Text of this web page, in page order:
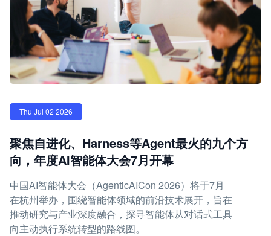
Thu Jul 02 2026
聚焦自进化、Harness等Agent最火的九个方
向，年度AI智能体大会7月开幕
中国AI智能体大会（AgenticAICon 2026）将于7月
在杭州举办，围绕智能体领域的前沿技术展开，旨在
推动研究与产业深度融合，探寻智能体从对话式工具
向主动执行系统转型的路线图。